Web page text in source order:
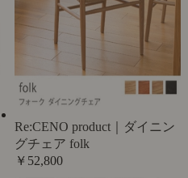
Re:CENO product｜ダイニン
グチェア folk
￥52,800